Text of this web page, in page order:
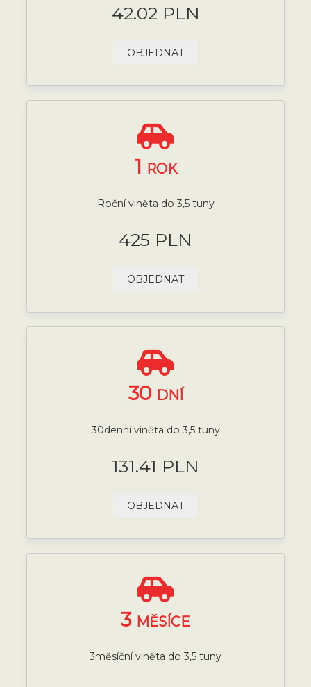
42.02 PLN
OBJEDNAT
1 ROK
Roční viněta do 3,5 tuny
425 PLN
OBJEDNAT
30 DNÍ
30denní viněta do 3,5 tuny
131.41 PLN
OBJEDNAT
3 MĚSÍCE
3měsíční viněta do 3,5 tuny